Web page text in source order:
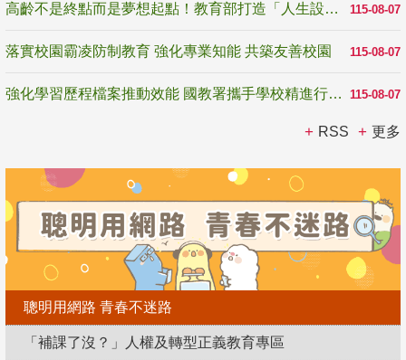
115-08-07
高齡不是終點而是夢想起點！教育部打造「人生設計夢工場」 參展第3屆高齡健康產業博覽會
115-08-07
落實校園霸凌防制教育 強化專業知能 共築友善校園
115-08-07
強化學習歷程檔案推動效能 國教署攜手學校精進行政與教學支持
RSS 更多
聰明用網路 青春不迷路
「補課了沒？」人權及轉型正義教育專區